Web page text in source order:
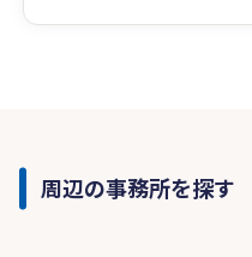
周辺の事務所を探す